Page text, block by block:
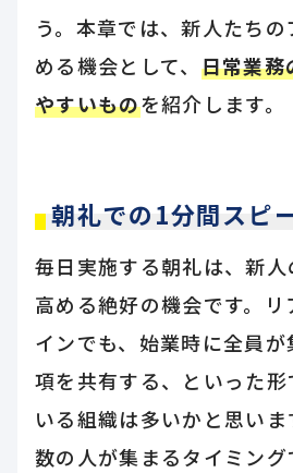
う。本章では、新人たち
める機会として、 日常業務
やすいものを紹介します。
朝礼での1分間スピ
毎日実施する朝礼は、新
高める絶好の機会です。リ
インでも、始業時に全員
項を共有する、といった形
いる組織は多いかと思い
数の人が集まるタイミング